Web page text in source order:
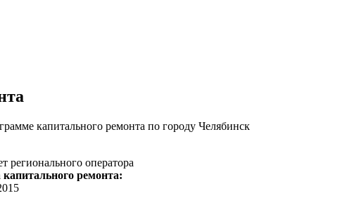
капитального ремонта по городу Челябинск
регионального оператора
ремонта: